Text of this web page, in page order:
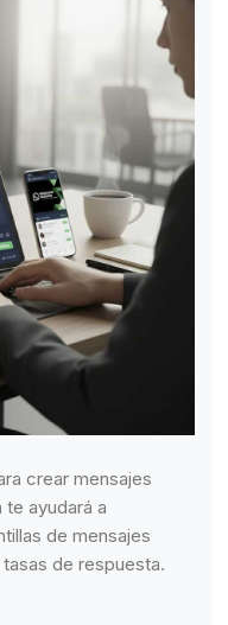
crear mensajes
ayudará a
de mensajes
de respuesta.